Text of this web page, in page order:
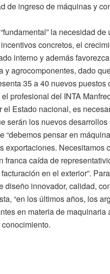
de ingreso de máquinas y
la necesidad
concretos, el
interno y además
y agrocomponentes, dado
35 a 40 nuevos puestos
profesional del INTA
Estado nacional, es
serán los nuevos
“debemos pensar en
exportaciones.
franca caída de
en el exterior”.
diseño innovador, calidad,
“en los últimos años, los
en materia de